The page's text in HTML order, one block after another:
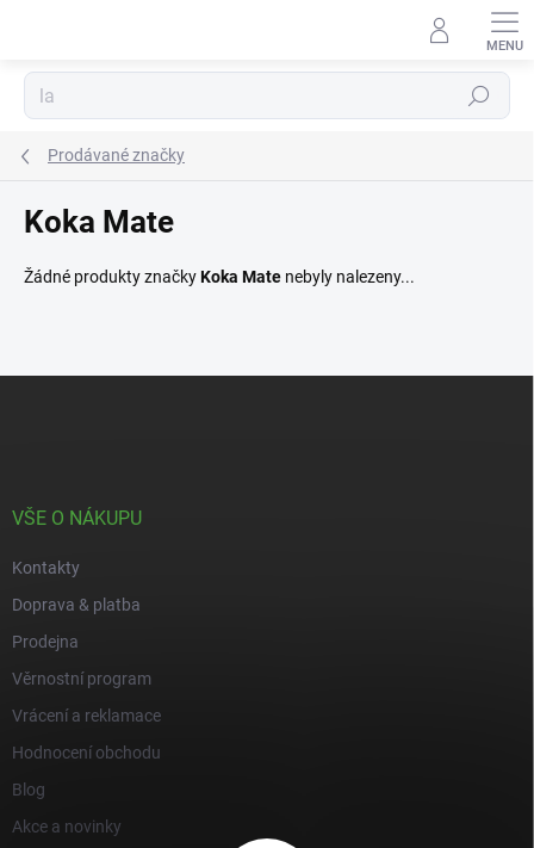
Hledat
Prodávané značky
Koka Mate
Žádné produkty značkyKoka Mate nebyly nalezeny...
VŠE O NÁKUPU
Kontakty
Doprava & platba
Prodejna
Věrnostní program
Vrácení a reklamace
Hodnocení obchodu
Blog
Akce a novinky